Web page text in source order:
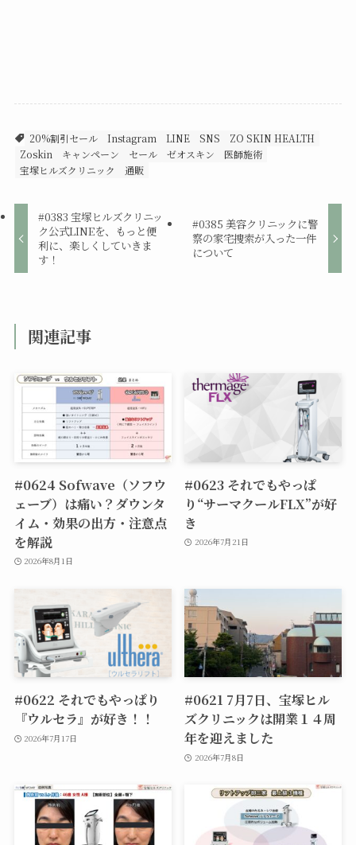
20%割引セール Instagram LINE SNS
ZO SKIN HEALTH
Zoskin
キャンペーン セール ゼオスキン
医師施術
宝塚ヒルズクリニック
通販
#0383 宝塚ヒルズクリニッ
ク公式LINEを、もっと便
利に、楽しくしていきま
す！
#0385 美容クリニックに警
察の家宅捜索が入った一件
について
関連記事
#0624 Sofwave（ソフウ
ェーブ）は痛い？ダウンタ
イム・効果の出方・注意点
を解説
2026年8月1日
#0623 それでもやっぱ
り“サーマクールFLX”が好
き
2026年7月21日
#0622 それでもやっぱり
『ウルセラ』が好き！！
2026年7月17日
#0621 7月7日、宝塚ヒル
ズクリニックは開業１４周
年を迎えました
2026年7月8日